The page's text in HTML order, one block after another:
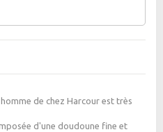
de chez Harcour est très
d'une doudoune fine et